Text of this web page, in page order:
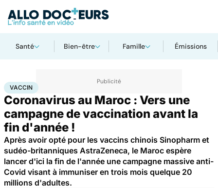
Santé Bien-être Famille Émissions
AccueilSanté Vaccin
VACCIN
Coronavirus au Maroc : Vers une
campagne de vaccination avant la
fin d'année !
Après avoir opté pour les vaccins chinois Sinopharm et
sudéo-britanniques AstraZeneca, le Maroc espère
lancer d'ici la fin de l'année une campagne massive anti-
Covid visant à immuniser en trois mois quelque 20
millions d'adultes.